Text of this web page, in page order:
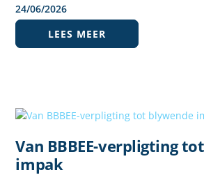
24/06/2026
LEES MEER
Van BBBEE-verpligting
impak